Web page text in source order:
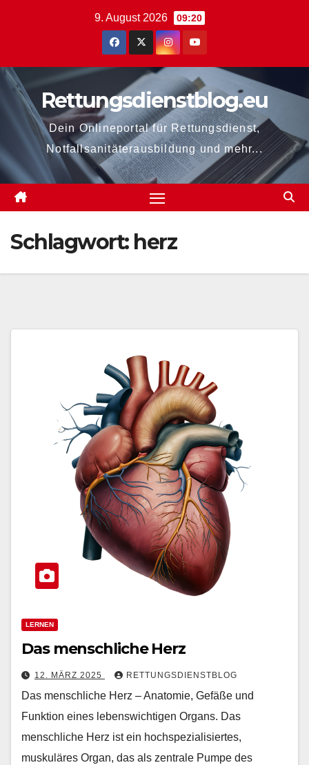
9. August 2026 09:20
Rettungsdienstblog.eu
Dein Onlineportal für Rettungsdienst,
Notfallsanitäterausbildung und mehr...
Schlagwort: herz
LERNEN
Das menschliche Herz
12. MÄRZ 2025 RETTUNGSDIENSTBLOG
Das menschliche Herz – Anatomie, Gefäße und
Funktion eines lebenswichtigen Organs. Das
menschliche Herz ist ein hochspezialisiertes,
muskuläres Organ, das als zentrale Pumpe des